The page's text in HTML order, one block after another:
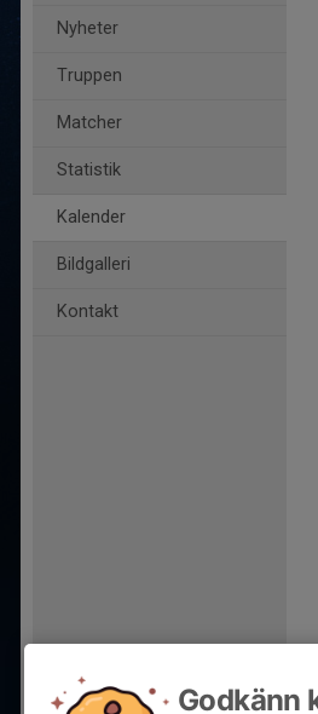
Nyheter
Truppen
Matcher
Statistik
Kalender
Bildgalleri
Kontakt
Godkänn